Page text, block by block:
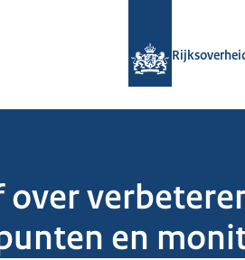
en